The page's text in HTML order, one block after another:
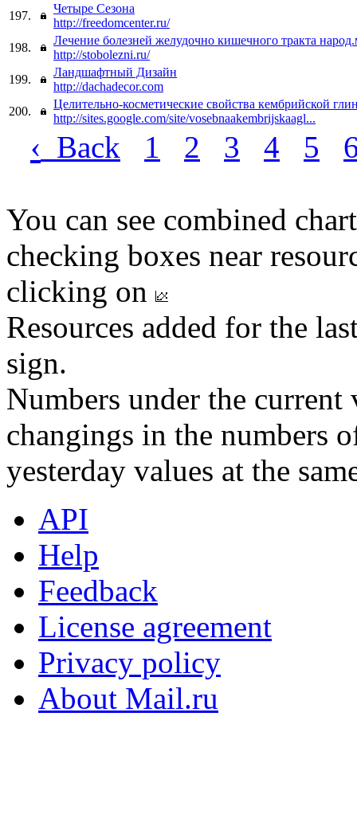
197.
Четыре Сезона
http://freedomcenter.ru/
198.
Лечение болезней желудочно кишечного тракта
http://stobolezni.ru/
199.
Ландшафтный Дизайн
http://dachadecor.com
200.
Целительно-косметические свойства кембрийской
http://sites.google.com/site/vosebnaakembrijskaagl...
‹ Back 1 2 3 4 5
You can see combined
checking boxes near
clicking on
Resources added for the
sign.
Numbers under the
changings in the numbers
yesterday values at the
API
Help
Feedback
License agreement
Privacy policy
About Mail.ru